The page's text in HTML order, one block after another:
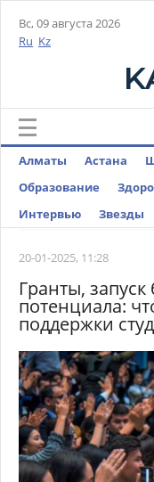
Вс, 09 августа 2026
Ru Kz
Алматы Астана
Образование
Интервью
Звезды
20-01-2025, 11:28
Гранты,
потенциала:
поддержки